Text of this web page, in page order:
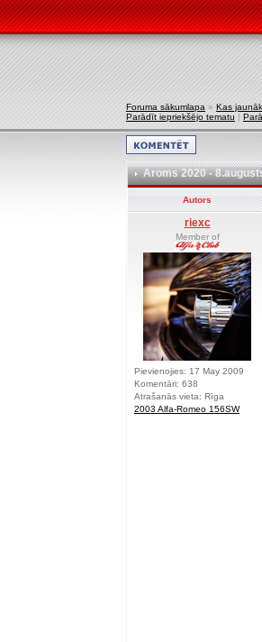
Foruma sākumlapa » Kas
Parādīt iepriekšējo tematu |
Aroms 2020 -
Autors
riexc
Member of
Pievienojies: 17 May 2009
Komentāri: 638
Atrašanās vieta: Rīga
2003 Alfa-Romeo 156SW